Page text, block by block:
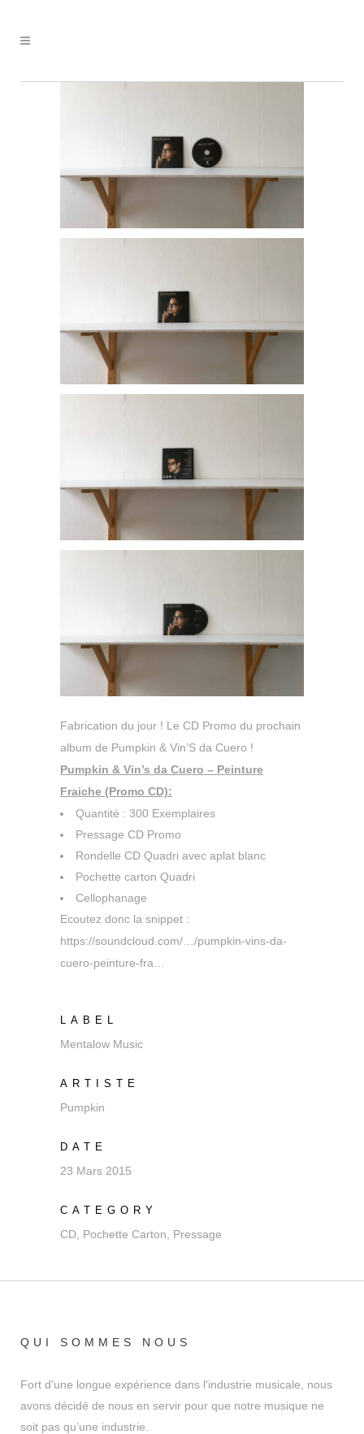
Fabrication du jour ! Le CD Promo du prochain
album de Pumpkin & Vin’S da Cuero !
Pumpkin & Vin’s da Cuero – Peinture
Fraiche (Promo CD):
Quantité : 300 Exemplaires
Pressage CD Promo
Rondelle CD Quadri avec aplat blanc
Pochette carton Quadri
Cellophanage
Ecoutez donc la snippet :
https://soundcloud.com/…/pumpkin-vins-da-
cuero-peinture-fra…
LABEL
Mentalow Music
ARTISTE
Pumpkin
DATE
23 Mars 2015
CATEGORY
CD, Pochette Carton, Pressage
QUI SOMMES NOUS
Fort d'une longue expérience dans l'industrie musicale, nous
avons décidé de nous en servir pour que notre musique ne
soit pas qu’une industrie.